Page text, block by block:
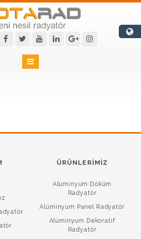

ÜRÜNLERIMIZ
Alüminyum Döküm
Radyatör
Alüminyum Panel Radyatör
Alüminyum Dekoratif
Radyatör